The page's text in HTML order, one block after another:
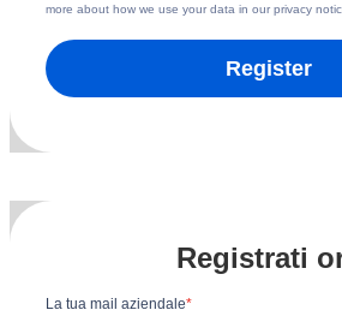
more about how we use your data in our privacy
Register
Registrati
*
La tua mail aziendale